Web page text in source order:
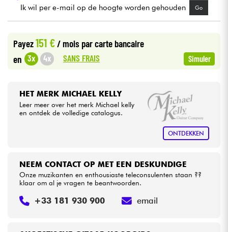
Kabels & toebehoren
Sets
Ik wil per e-mail op de hoogte worden gehouden Go
Payez151 €/ mois par carte bancaire
en 3x 4x SANS FRAIS Simuler
HET MERK MICHAEL KELLY
Leer meer over het merk Michael kelly
en ontdek de volledige catalogus.
ONTDEKKEN
NEEM CONTACT OP MET EEN DESKUNDIGE
Onze muzikanten en enthousiaste teleconsulenten staan ??
klaar om al je vragen te beantwoorden.
+33 181 930 900 email